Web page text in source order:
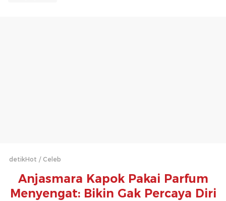
detikHot Celeb
Anjasmara Kapok Pakai Parfum
Menyengat: Bikin Gak Percaya Diri